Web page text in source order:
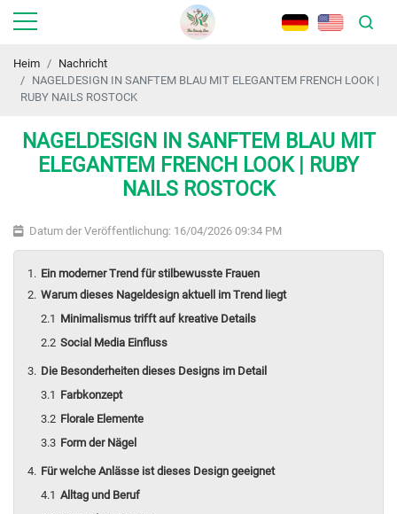
Heim
Nachricht
NAGELDESIGN IN SANFTEM BLAU MIT ELEGANTEM FRENCH LOOK |
RUBY NAILS ROSTOCK
NAGELDESIGN IN SANFTEM BLAU MIT
ELEGANTEM FRENCH LOOK | RUBY
NAILS ROSTOCK
Datum der Veröffentlichung: 16/04/2026 09:34 PM
Ein moderner Trend für stilbewusste Frauen
Warum dieses Nageldesign aktuell im Trend liegt
Minimalismus trifft auf kreative Details
Social Media Einfluss
Die Besonderheiten dieses Designs im Detail
Farbkonzept
Florale Elemente
Form der Nägel
Für welche Anlässe ist dieses Design geeignet
Alltag und Beruf